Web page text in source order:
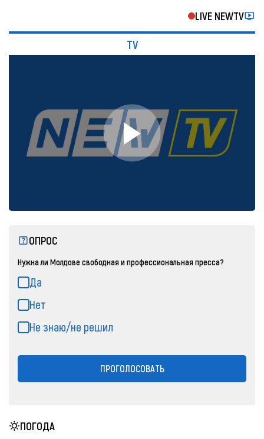
LIVE NEWTV
TV
ОПРОС
Нужна ли Молдове свободная и профессиональная пресса?
Да
Нет
Не знаю/не решил
ПРОГОЛОСОВАТЬ
ПОГОДА